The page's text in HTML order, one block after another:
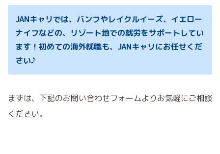
JANキャリでは、バンフやレイクルイーズ、イエロー
ナイフなどの、リゾート地での就労をサポートしてい
ます！初めての海外就職も、JANキャリにお任せくだ
さい♪
まずは、下記のお問い合わせフォームよりお気軽にご相談
ください。